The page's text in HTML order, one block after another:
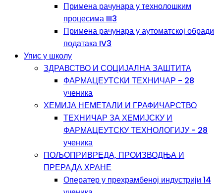
Примена рачунара у технолошким
процесима III3
Примена рачунара у аутоматској обради
података IV3
Упис у школу
ЗДРАВСТВО И СОЦИЈАЛНА ЗАШТИТА
ФАРМАЦЕУТСКИ ТЕХНИЧАР - 28
ученика
ХЕМИЈА НЕМЕТАЛИ И ГРАФИЧАРСТВО
ТЕХНИЧАР ЗА ХЕМИЈСКУ И
ФАРМАЦЕУТСКУ ТЕХНОЛОГИЈУ - 28
ученика
ПОЉОПРИВРЕДА, ПРОИЗВОДЊА И
ПРЕРАДА ХРАНЕ
Оператер у прехрамбеној индустрији 14